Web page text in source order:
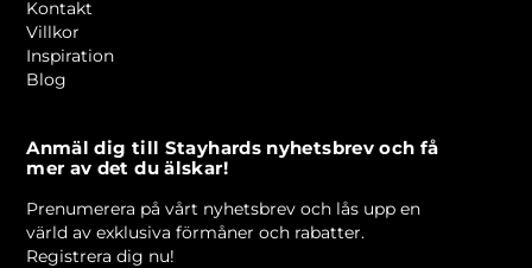
Kontakt
Villkor
Inspiration
Blog
Anmäl dig till Stayhards nyhetsbrev och få
mer av det du älskar!
Prenumerera på vårt nyhetsbrev och lås upp en
värld av exklusiva förmåner och rabatter.
Registrera dig nu!